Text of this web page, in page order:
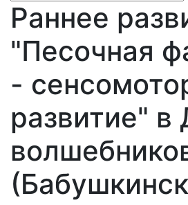
Раннее
"Песочная
-
развитие" в